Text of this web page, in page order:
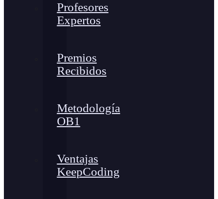
Profesores
Expertos
Premios
Recibidos
Metodología
OB1
Ventajas
KeepCoding